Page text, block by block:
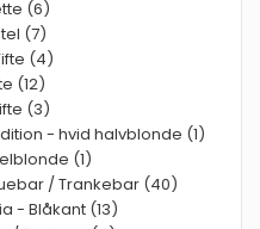
(6)
(7)
(4)
(12)
(3)
- hvid halvblonde (1)
(1)
/ Trankebar (40)
- Blåkant (13)